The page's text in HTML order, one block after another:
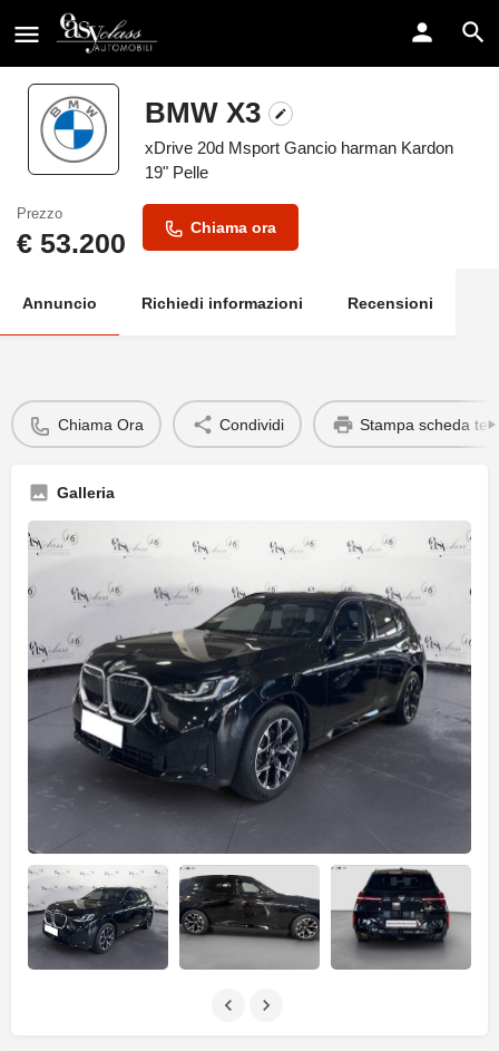
BMW X3
xDrive 20d Msport Gancio harman Kardon
19" Pelle
Prezzo
€ 53.200 Chiama ora
Annuncio Richiedi informazioni Recensioni
Chiama Ora Condividi Stampa scheda
Galleria